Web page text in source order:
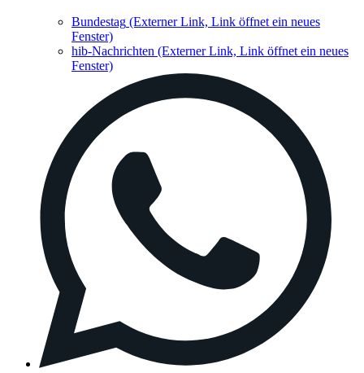
Bundestag (Externer Link, Link öffnet ein neues
Fenster)
hib-Nachrichten (Externer Link, Link öffnet ein neues
Fenster)